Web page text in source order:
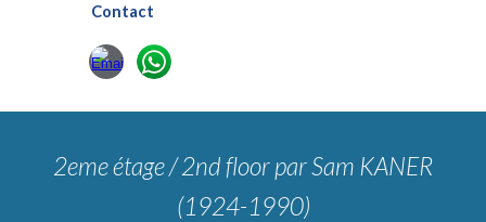
Contact
2eme étage/2nd floorpar Sam KANER
(1924-1990)